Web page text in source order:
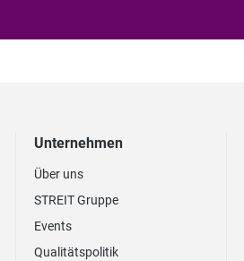
Unternehmen
Über uns
STREIT Gruppe
Events
Qualitätspolitik